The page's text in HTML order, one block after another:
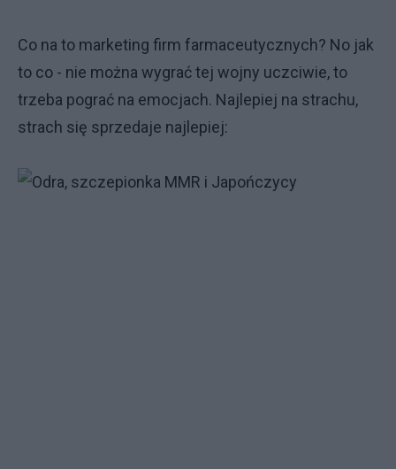
Co na to marketing firm farmaceutycznych? No jak
to co - nie można wygrać tej wojny uczciwie, to
trzeba pograć na emocjach. Najlepiej na strachu,
strach się sprzedaje najlepiej: